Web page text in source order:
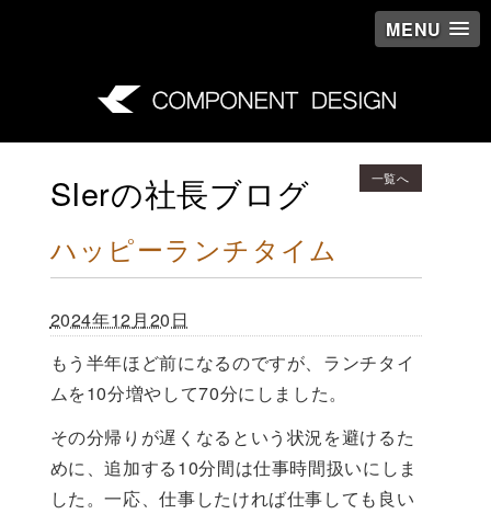
MENU
SIerの社長ブログ 一覧へ
ハッピーランチタイム
2024年12月20日
もう半年ほど前になるのですが、ランチタイ
ムを10分増やして70分にしました。
その分帰りが遅くなるという状況を避けるた
めに、追加する10分間は仕事時間扱いにしま
した。一応、仕事したければ仕事しても良い